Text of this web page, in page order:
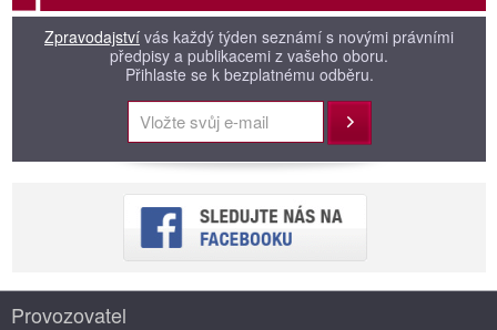
Zpravodajství vás každý týden seznámí s novými právními
předpisy a publikacemi z vašeho oboru.
Přihlaste se k bezplatnému odběru.
Přihlásit
Provozovatel